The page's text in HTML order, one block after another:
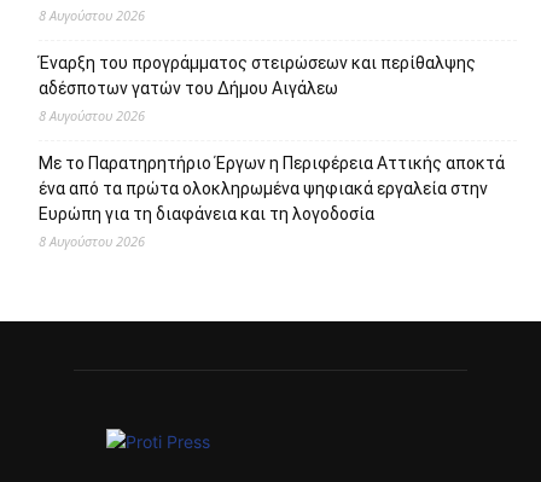
8 Αυγούστου 2026
Έναρξη του προγράμματος στειρώσεων και περίθαλψης
αδέσποτων γατών του Δήμου Αιγάλεω
8 Αυγούστου 2026
Με το Παρατηρητήριο Έργων η Περιφέρεια Αττικής αποκτά
ένα από τα πρώτα ολοκληρωμένα ψηφιακά εργαλεία στην
Ευρώπη για τη διαφάνεια και τη λογοδοσία
8 Αυγούστου 2026